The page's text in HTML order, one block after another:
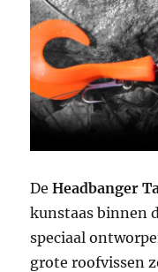
DeHeadbanger
kunstaas binnen
speciaal
grote roofvissen